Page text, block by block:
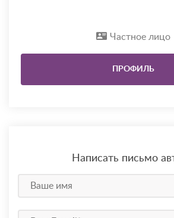
Частное лицо
ПРОФИЛЬ
Написать письмо